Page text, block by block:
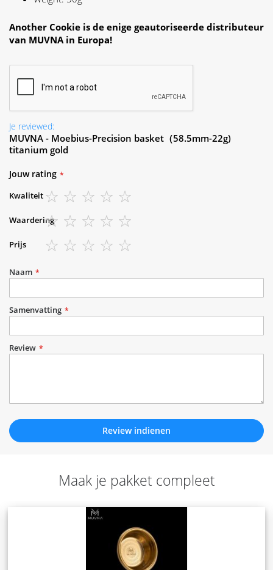
Another Cookie is de enige geautoriseerde distributeur
van MUVNA in Europa!
Je reviewed:
MUVNA - Moebius-Precision basket（58.5mm-22g)
titanium gold
Jouw rating
Kwaliteit
star
stars
stars
stars
stars
Waardering
star
stars
stars
stars
stars
Prijs
Naam
Samenvatting
Review
Review indienen
Maak je pakket compleet